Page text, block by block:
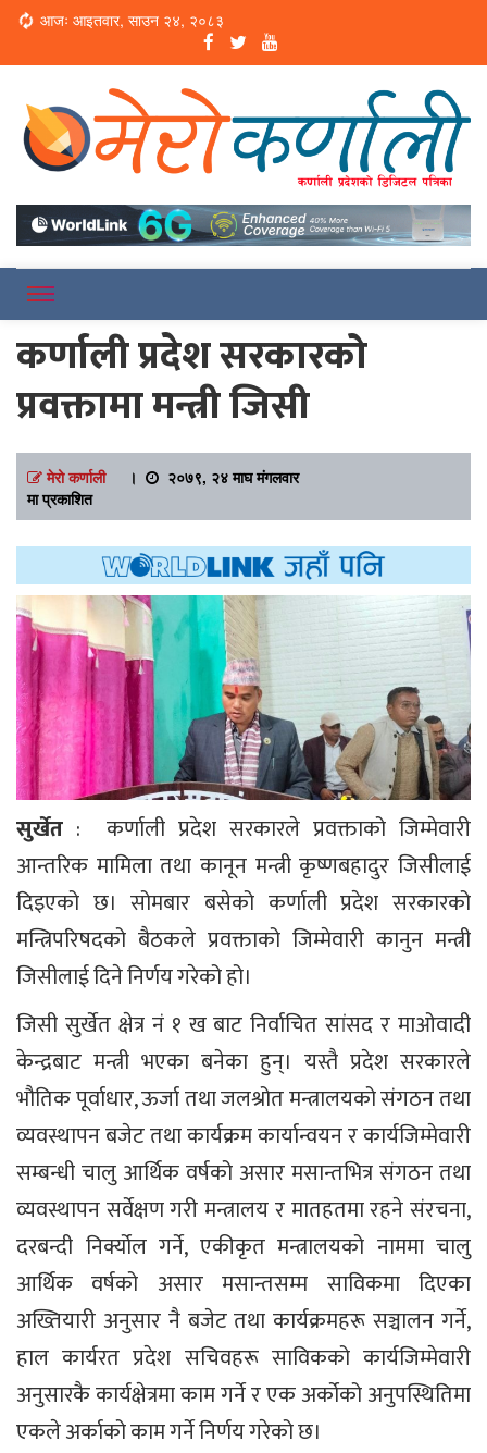
Loading...
आजः आइतवार, साउन २४, २०८३
Merokarnali
कर्णाली प्रदेश सरकारको
प्रवक्तामा मन्त्री जिसी
मेरो कर्णाली।
२०७९, २४ माघ मंगलवार
मा प्रकाशित
सुर्खेत : कर्णाली प्रदेश सरकारले प्रवक्ताको जिम्मेवारी
आन्तरिक मामिला तथा कानून मन्त्री कृष्णबहादुर जिसीलाई
दिइएको छ। सोमबार बसेको कर्णाली प्रदेश सरकारको
मन्त्रिपरिषदको बैठकले प्रवक्ताको जिम्मेवारी कानुन मन्त्री
जिसीलाई दिने निर्णय गरेको हो।
जिसी सुर्खेत क्षेत्र नं १ ख बाट निर्वाचित सांसद र माओवादी
केन्द्रबाट मन्त्री भएका बनेका हुन्। यस्तै प्रदेश सरकारले
भौतिक पूर्वाधार, ऊर्जा तथा जलश्रोत मन्त्रालयको संगठन तथा
व्यवस्थापन बजेट तथा कार्यक्रम कार्यान्वयन र कार्यजिम्मेवारी
सम्बन्धी चालु आर्थिक वर्षको असार मसान्तभित्र संगठन तथा
व्यवस्थापन सर्वेक्षण गरी मन्त्रालय र मातहतमा रहने संरचना,
दरबन्दी निर्क्योल गर्ने, एकीकृत मन्त्रालयको नाममा चालु
आर्थिक वर्षको असार मसान्तसम्म साविकमा दिएका
अख्तियारी अनुसार नै बजेट तथा कार्यक्रमहरू सञ्चालन गर्ने,
हाल कार्यरत प्रदेश सचिवहरू साविकको कार्यजिम्मेवारी
अनुसारकै कार्यक्षेत्रमा काम गर्ने र एक अर्कोको अनुपस्थितिमा
एकले अर्काको काम गर्ने निर्णय गरेको छ।